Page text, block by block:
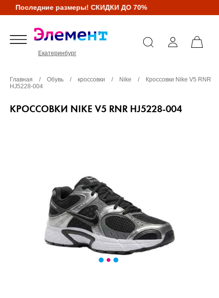
Последние размеры! СКИДКИ ДО 70%
Екатеринбург
Главная / Обувь / кроссовки / Nike /
Кроссовки Nike V5 RNR
HJ5228-004
КРОССОВКИ NIKE V5 RNR HJ5228-004